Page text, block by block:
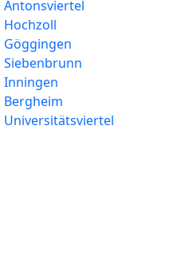
Inningen